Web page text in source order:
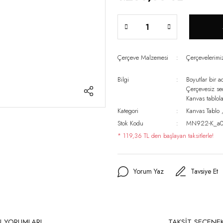
Çerçeve Malzemesi
Bilgi
Boyutlar bir
Çerçevesiz
Kanvas
Kategori
Kanvas Tablo
Stok Kodu
MN922-
* 119,36 TL den başlayan taksitlerle!
Yorum Yaz Tavsiye Et